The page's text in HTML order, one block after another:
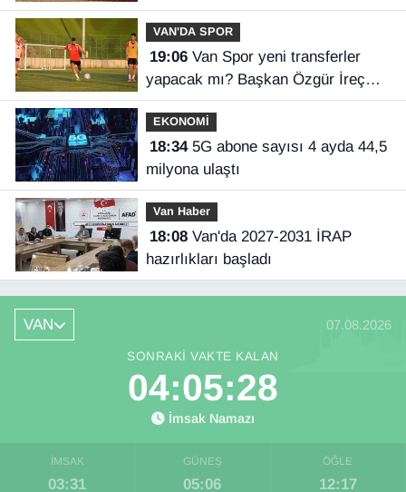
VAN'DA SPOR
19:06Van Spor yeni transferler
yapacak mı? Başkan Özgür İreç
İlhan açıkladı
EKONOMİ
18:345G abone sayısı 4 ayda 44,5
milyona ulaştı
Van Haber
18:08Van'da 2027-2031 İRAP
hazırlıkları başladı
VAN 07.08.2026
SONRAKI VAKTE KALAN
04:05:28
İmsak Namazı
İMSAK
03:31
GÜNEŞ
05:06
ÖĞLE
12:17